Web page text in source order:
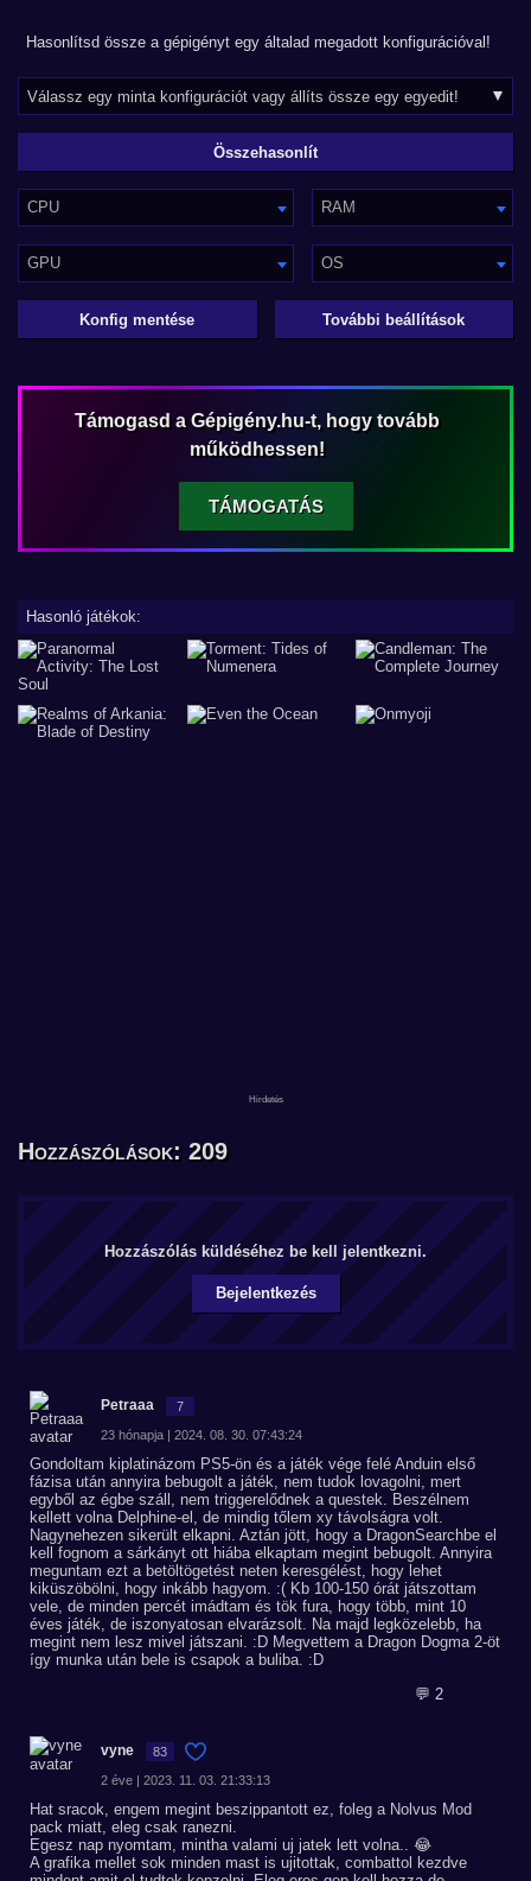
Hasonlítsd össze a gépigényt egy általad megadott konfigurációval!
CPU RAM
GPU OS
Konfig mentése További beállítások
Támogasd a Gépigény.hu-t, hogy tovább
működhessen!
TÁMOGATÁS
Hasonló játékok:
Hozzászólások: 209
Hozzászólás küldéséhez be kell jelentkezni.
Bejelentkezés
Petraaa 7
23 hónapja | 2024. 08. 30. 07:43:24
Gondoltam kiplatinázom PS5-ön és a játék vége felé Anduin első
fázisa után annyira bebugolt a játék, nem tudok lovagolni, mert
egyből az égbe száll, nem triggerelődnek a questek. Beszélnem
kellett volna Delphine-el, de mindig tőlem xy távolságra volt.
Nagynehezen sikerült elkapni. Aztán jött, hogy a DragonSearchbe el
kell fognom a sárkányt ott hiába elkaptam megint bebugolt. Annyira
meguntam ezt a betöltögetést neten keresgélést, hogy lehet
kiküszöbölni, hogy inkább hagyom. :( Kb 100-150 órát játszottam
vele, de minden percét imádtam és tök fura, hogy több, mint 10
éves játék, de iszonyatosan elvarázsolt. Na majd legközelebb, ha
megint nem lesz mivel játszani. :D Megvettem a Dragon Dogma 2-öt
így munka után bele is csapok a buliba. :D
💬 2
vyne 83
2 éve | 2023. 11. 03. 21:33:13
Hat sracok, engem megint beszippantott ez, foleg a Nolvus Mod
pack miatt, eleg csak ranezni.
Egesz nap nyomtam, mintha valami uj jatek lett volna.. 😂
A grafika mellet sok minden mast is ujitottak, combattol kezdve